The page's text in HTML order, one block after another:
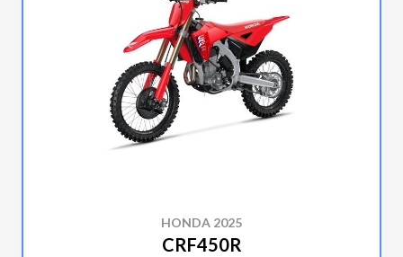
HONDA 2025
CRF450R